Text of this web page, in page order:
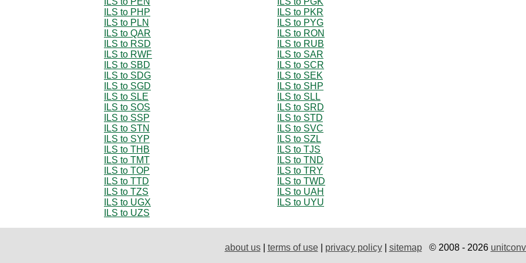
ILS to PHP
ILS to PKR
ILS to PLN
ILS to PYG
ILS to QAR
ILS to RON
ILS to RSD
ILS to RUB
ILS to RWF
ILS to SAR
ILS to SBD
ILS to SCR
ILS to SDG
ILS to SEK
ILS to SGD
ILS to SHP
ILS to SLE
ILS to SLL
ILS to SOS
ILS to SRD
ILS to SSP
ILS to STD
ILS to STN
ILS to SVC
ILS to SYP
ILS to SZL
ILS to THB
ILS to TJS
ILS to TMT
ILS to TND
ILS to TOP
ILS to TRY
ILS to TTD
ILS to TWD
ILS to TZS
ILS to UAH
ILS to UGX
ILS to UYU
ILS to UZS
about us| terms of use| privacy policy| sitemap© 2008 - 2026